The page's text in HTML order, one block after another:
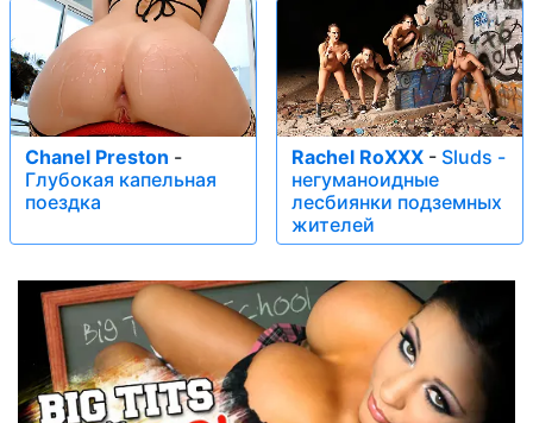
Chanel Preston -
Глубокая капельная
поездка
Rachel RoXXX - Sluds -
негуманоидные
лесбиянки подземных
жителей